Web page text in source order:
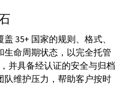
35+ 国家的规则、格式、
生命周期状态，以完全托管
并具备经认证的安全与归档
队维护压力，帮助客户按时